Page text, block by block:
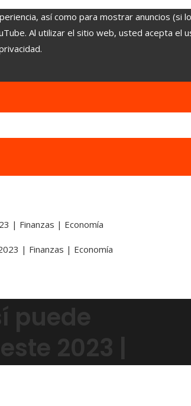
así como para mostrar anuncios (si
Al utilizar el sitio web, usted acepta el
| Finanzas | Economía
puede
2023 |